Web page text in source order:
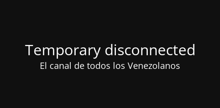
Temporary disconnected
El canal de todos los Venezolanos